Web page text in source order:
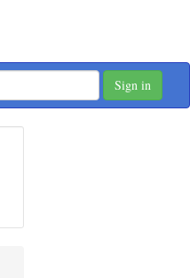
Sign in